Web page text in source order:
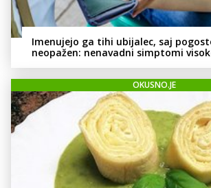
Imenujejo ga tihi ubijalec, saj
neopažen: nenavadni simptomi
OKUSNO.JE